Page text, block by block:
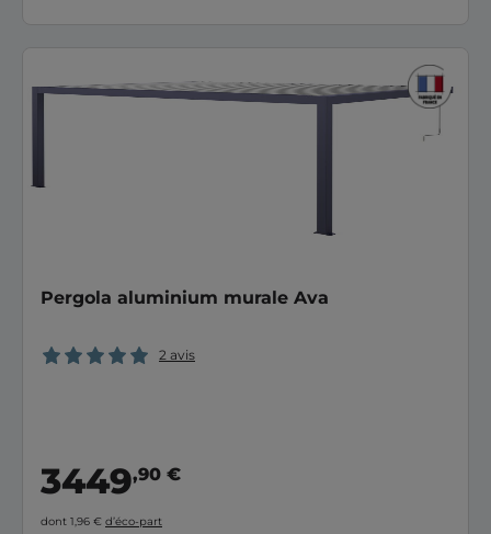
Pergola aluminium murale Ava
2 avis
3449,90 €
dont 1,96 € d’éco-part